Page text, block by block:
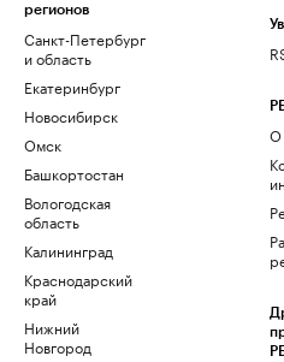
регионов
Санкт-Петербург
и область
Екатеринбург
Новосибирск
Омск
Башкортостан
Вологодская
область
Калининград
Краснодарский
край
Нижний
Новгород
О